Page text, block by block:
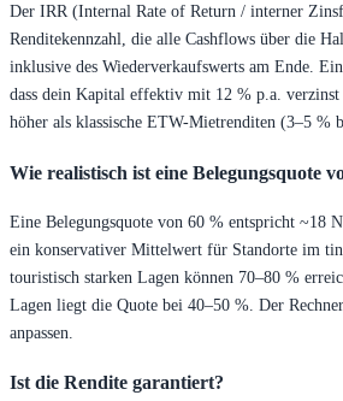
Der IRR (Internal Rate of Return / interner
Renditekennzahl, die alle Cashflows über die
inklusive des Wiederverkaufswerts am Ende.
dass dein Kapital effektiv mit 12 % p.a.
höher als klassische ETW-Mietrenditen (3–5 %
Wie realistisch ist eine Belegungsquote
Eine Belegungsquote von 60 % entspricht ~18
ein konservativer Mittelwert für Standorte im
touristisch starken Lagen können 70–80 %
Lagen liegt die Quote bei 40–50 %. Der
anpassen.
Ist die Rendite garantiert?